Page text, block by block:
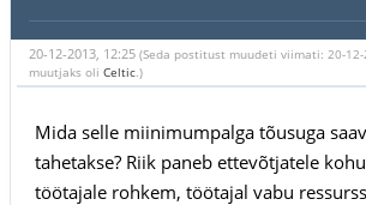
20-12-2013, 12:25 (Seda postitust muudeti viimati: 20-12-
muutjaks oli Celtic.)
Mida selle miinimumpalga tõusuga
tahetakse? Riik paneb ettevõtjatele
töötajale rohkem, töötajal vabu